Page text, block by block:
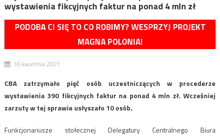
wystawienia fikcyjnych faktur na ponad 4 mln zł
PODOBA CI SIĘ TO CO ROBIMY? WESPRZYJ PROJEKT
MAGNA POLONIA!
16 kwietnia 2021
CBA zatrzymało pięć osób uczestniczących w procederze
wystawienia 390 fikcyjnych faktur na ponad 4 mln zł. Wcześniej
zarzuty w tej sprawie usłyszało 10 osób.
Funkcjonariusze stołecznej Delegatury Centralnego Biura